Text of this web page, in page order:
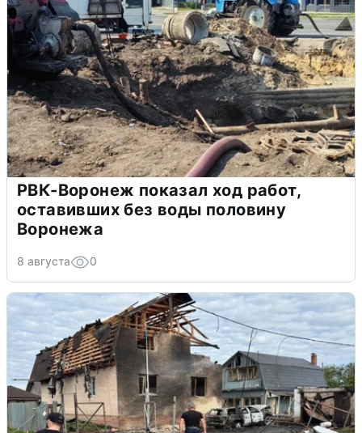
РВК-Воронеж показал ход работ,
оставивших без воды половину
Воронежа
8 августа 0